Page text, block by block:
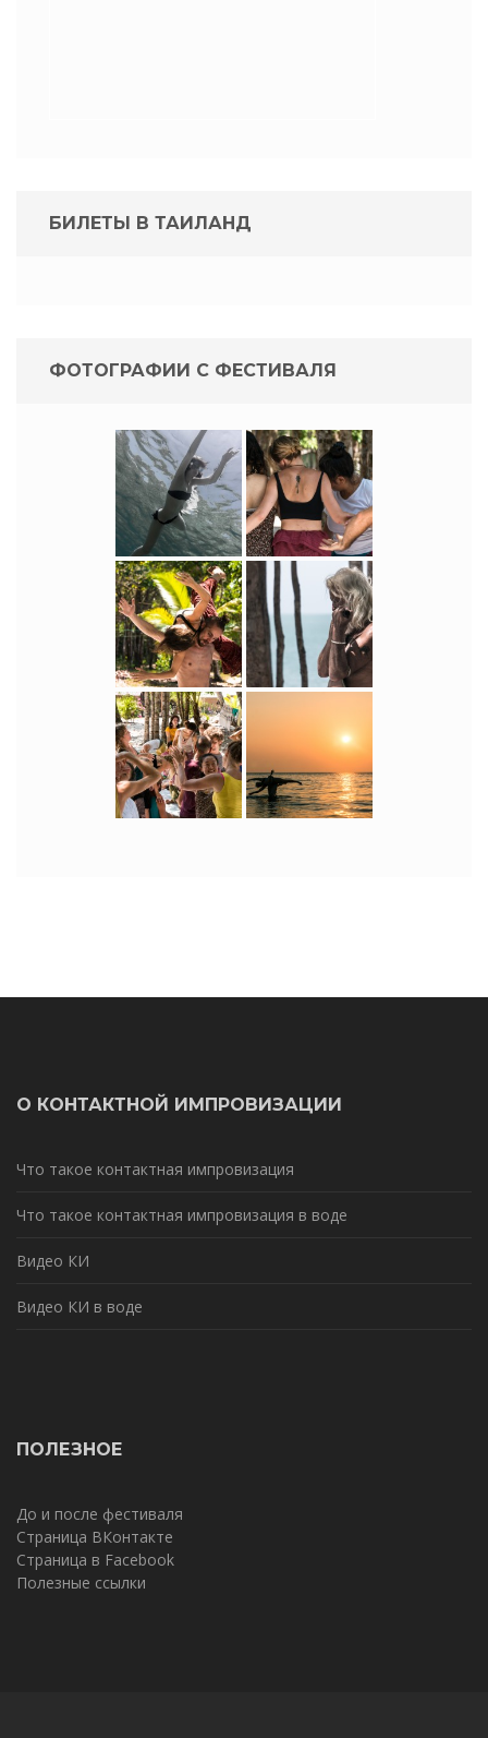
БИЛЕТЫ В ТАИЛАНД
ФОТОГРАФИИ С ФЕСТИВАЛЯ
О КОНТАКТНОЙ ИМПРОВИЗАЦИИ
Что такое контактная импровизация
Что такое контактная импровизация в воде
Видео КИ
Видео КИ в воде
ПОЛЕЗНОЕ
До и после фестиваля
Страница ВКонтакте
Страница в Facebook
Полезные ссылки